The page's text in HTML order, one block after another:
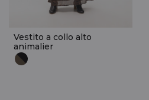
Vestito a collo alto
animalier